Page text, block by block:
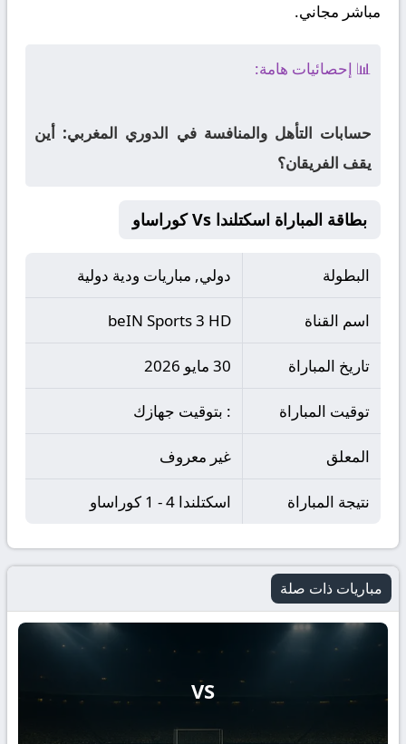
مباشر مجاني.
📊 إحصائيات هامة:
حسابات التأهل والمنافسة في الدوري المغربي: أين
يقف الفريقان؟
بطاقة المباراة اسكتلندا Vs كوراساو
البطولة دولي, مباريات ودية دولية
اسم القناة beIN Sports 3 HD
تاريخ المباراة 30 مايو 2026
توقيت المباراة : بتوقيت جهازك
المعلق غير معروف
نتيجة المباراة اسكتلندا 4 - 1 كوراساو
مباريات ذات صلة
VS